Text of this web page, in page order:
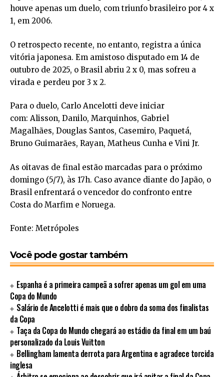
houve apenas um duelo, com triunfo brasileiro por 4 x
1, em 2006.
O retrospecto recente, no entanto, registra a única
vitória japonesa. Em amistoso disputado em 14 de
outubro de 2025, o Brasil abriu 2 x 0, mas sofreu a
virada e perdeu por 3 x 2.
Para o duelo, Carlo Ancelotti deve iniciar
com: Alisson, Danilo, Marquinhos, Gabriel
Magalhães, Douglas Santos, Casemiro, Paquetá,
Bruno Guimarães, Rayan, Matheus Cunha e Vini Jr.
As oitavas de final estão marcadas para o próximo
domingo (5/7), às 17h. Caso avance diante do Japão, o
Brasil enfrentará o vencedor do confronto entre
Costa do Marfim e Noruega.
Fonte: Metrópoles
Você pode gostar também
Espanha é a primeira campeã a sofrer apenas um gol em uma
Copa do Mundo
Salário de Ancelotti é mais que o dobro da soma dos finalistas
da Copa
Taça da Copa do Mundo chegará ao estádio da final em um baú
personalizado da Louis Vuitton
Bellingham lamenta derrota para Argentina e agradece torcida
inglesa